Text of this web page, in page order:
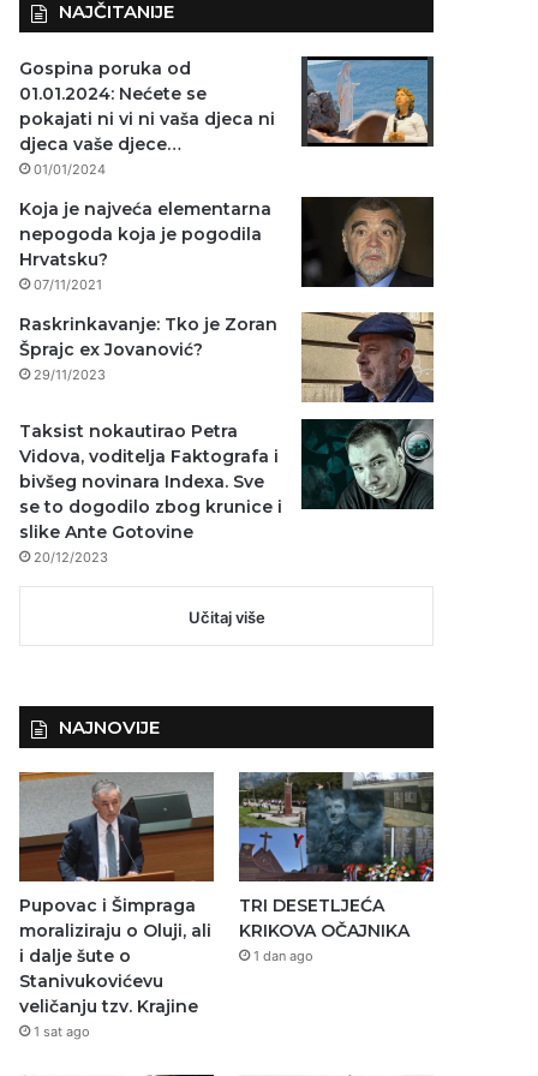
NAJČITANIJE
Gospina poruka od
01.01.2024: Nećete se
pokajati ni vi ni vaša djeca ni
djeca vaše djece…
01/01/2024
Koja je najveća elementarna
nepogoda koja je pogodila
Hrvatsku?
07/11/2021
Raskrinkavanje: Tko je Zoran
Šprajc ex Jovanović?
29/11/2023
Taksist nokautirao Petra
Vidova, voditelja Faktografa i
bivšeg novinara Indexa. Sve
se to dogodilo zbog krunice i
slike Ante Gotovine
20/12/2023
Učitaj više
NAJNOVIJE
Pupovac i Šimpraga
moraliziraju o Oluji, ali
i dalje šute o
Stanivukovićevu
veličanju tzv. Krajine
1 sat ago
TRI DESETLJEĆA
KRIKOVA OČAJNIKA
1 dan ago